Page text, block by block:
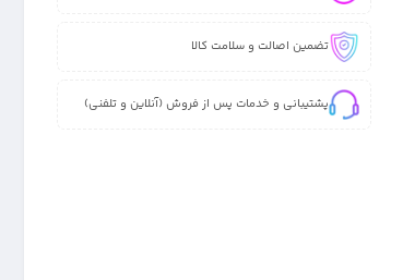
تضمین اصالت و سلامت کالا
پشتیبانی و خدمات پس از فروش (آنلاین و تلفنی)